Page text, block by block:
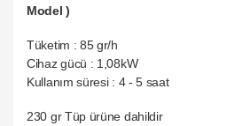
Model )
Tüketim : 85 gr/h
Cihaz gücü : 1,08kW
Kullanım süresi : 4 - 5 saat
230 gr Tüp ürüne dahildir